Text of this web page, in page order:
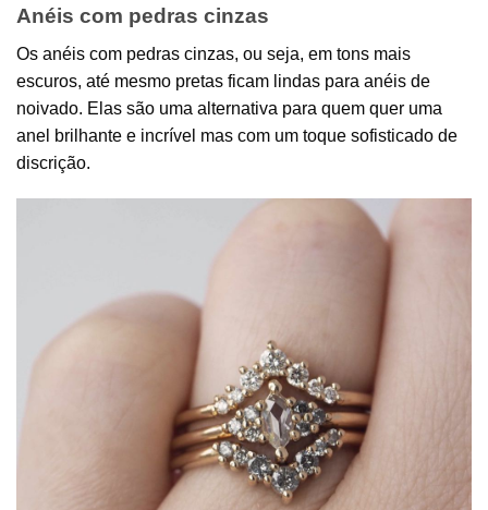
Anéis com pedras cinzas
Os anéis com pedras cinzas, ou seja, em tons mais
escuros, até mesmo pretas ficam lindas para anéis de
noivado. Elas são uma alternativa para quem quer uma
anel brilhante e incrível mas com um toque sofisticado de
discrição.